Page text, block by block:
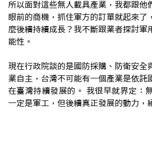
所以面對這些無人載具產業，我都跟他
眼前的商機，抓住軍方的訂單就起來了
麼後續持續成長？我不斷跟業者探討軍
能性。
現在行政院談的是國防採購、防衛安全
業自主，台灣不可能有一個產業是依託
在臺灣持續發展的。 我很早就界定：
一定是軍工，但後續真正發展的動力，